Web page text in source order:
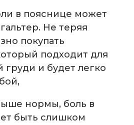
в пояснице может
Не теряя
покупать
подходит для
груди и будет легко
нормы, боль в
быть слишком